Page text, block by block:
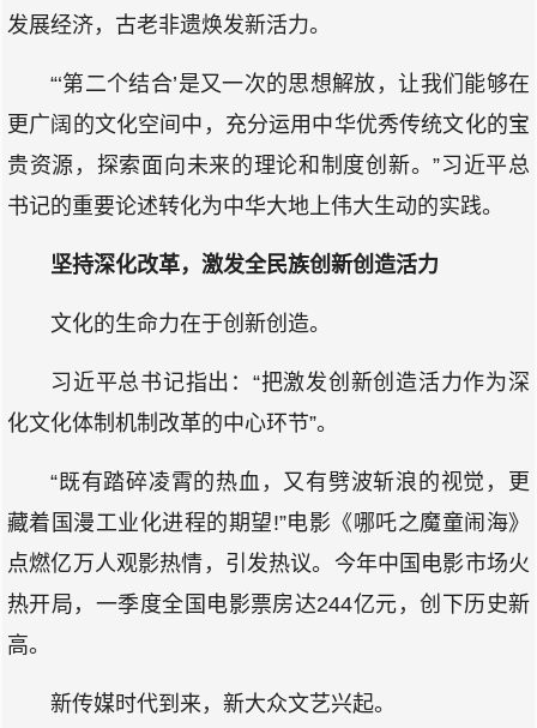
发展经济，古老非遗焕发新活力。
“‘第二个结合’是又一次的思想解放，让我们能够在
更广阔的文化空间中，充分运用中华优秀传统文化的宝
贵资源，探索面向未来的理论和制度创新。”习近平总
书记的重要论述转化为中华大地上伟大生动的实践。
坚持深化改革，激发全民族创新创造活力
文化的生命力在于创新创造。
习近平总书记指出：“把激发创新创造活力作为深
化文化体制机制改革的中心环节”。
“既有踏碎凌霄的热血，又有劈波斩浪的视觉，更
藏着国漫工业化进程的期望!”电影《哪吒之魔童闹海》
点燃亿万人观影热情，引发热议。今年中国电影市场火
热开局，一季度全国电影票房达244亿元，创下历史新
高。
新传媒时代到来，新大众文艺兴起。